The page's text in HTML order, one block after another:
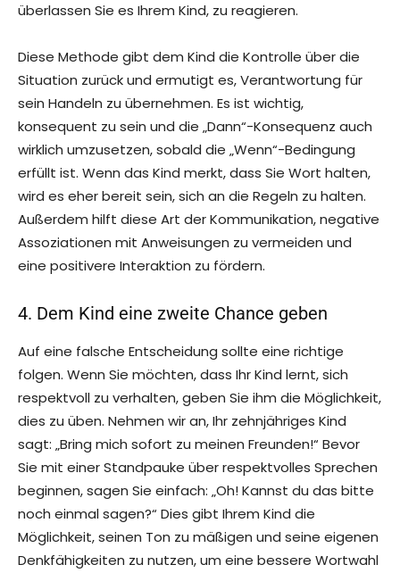
überlassen Sie es Ihrem Kind, zu reagieren.
Diese Methode gibt dem Kind die Kontrolle über die
Situation zurück und ermutigt es, Verantwortung für
sein Handeln zu übernehmen. Es ist wichtig,
konsequent zu sein und die „Dann“-Konsequenz auch
wirklich umzusetzen, sobald die „Wenn“-Bedingung
erfüllt ist. Wenn das Kind merkt, dass Sie Wort halten,
wird es eher bereit sein, sich an die Regeln zu halten.
Außerdem hilft diese Art der Kommunikation, negative
Assoziationen mit Anweisungen zu vermeiden und
eine positivere Interaktion zu fördern.
4. Dem Kind eine zweite Chance geben
Auf eine falsche Entscheidung sollte eine richtige
folgen. Wenn Sie möchten, dass Ihr Kind lernt, sich
respektvoll zu verhalten, geben Sie ihm die Möglichkeit,
dies zu üben. Nehmen wir an, Ihr zehnjähriges Kind
sagt: „Bring mich sofort zu meinen Freunden!“ Bevor
Sie mit einer Standpauke über respektvolles Sprechen
beginnen, sagen Sie einfach: „Oh! Kannst du das bitte
noch einmal sagen?“ Dies gibt Ihrem Kind die
Möglichkeit, seinen Ton zu mäßigen und seine eigenen
Denkfähigkeiten zu nutzen, um eine bessere Wortwahl